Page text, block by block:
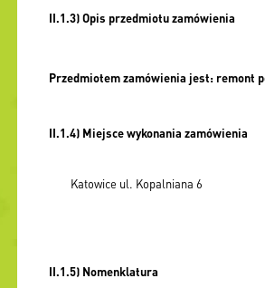
II.1.3) Opis przedmiotu zamówienia
Przedmiotem zamówienia jest: remont
II.1.4) Miejsce wykonania zamówienia
Katowice ul. Kopalniana 6
II.1.5) Nomenklatura